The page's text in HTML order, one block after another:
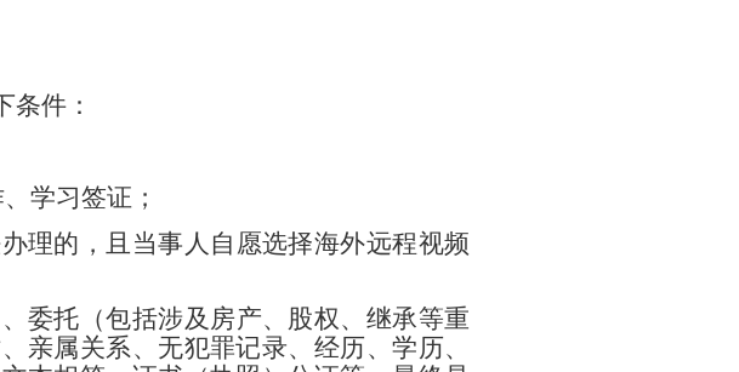
件：
学习签证；
理的，且当事人自愿选择海外远程视频
委托（包括涉及房产、股权、继承等重
亲属关系、无犯罪记录、经历、学历、